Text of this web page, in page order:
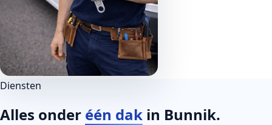
Diensten
Alles onder één dak in Bunnik.